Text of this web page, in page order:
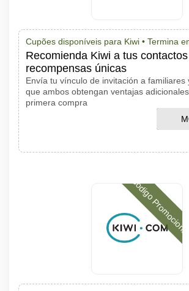
Cupões disponíveis para Kiwi • Termina
Recomienda Kiwi a tus
recompensas únicas
Envía tu vínculo de invitación a familiares
que ambos obtengan ventajas
primera compra
Código Promocional